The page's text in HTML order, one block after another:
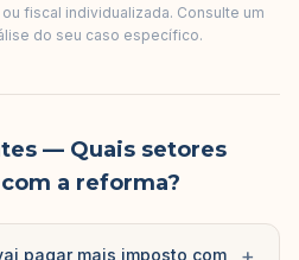
fiscal individualizada. Consulte um
do seu caso específico.
— Quais setores
a reforma?
pagar mais imposto com